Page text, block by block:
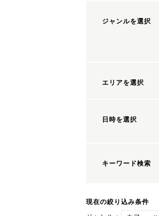
ジャンルを選択
エリアを選択
日時を選択
キーワード検索
現在の絞り込み条件